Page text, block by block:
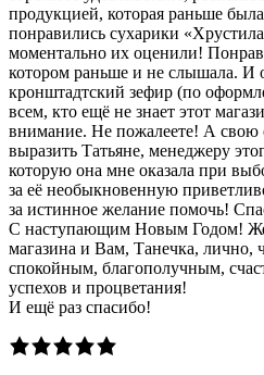
продукцией, которая раньше
понравились сухарики
моментально их оценили!
котором раньше и не слышала. И
кронштадтский зефир (по
всем, кто ещё не знает этот
внимание. Не пожалеете! А свою
выразить Татьяне, менеджеру
которую она мне оказала при
за её необыкновенную
за истинное желание помочь!
С наступающим Новым Годом!
магазина и Вам, Танечка,
спокойным, благополучным,
успехов и процветания!
И ещё раз спасибо!